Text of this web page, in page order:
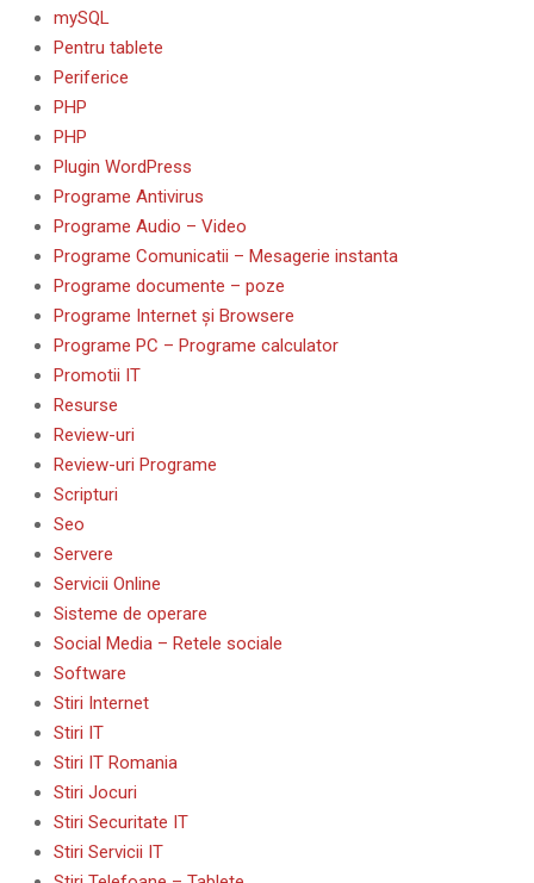
mySQL
Pentru tablete
Periferice
PHP
PHP
Plugin WordPress
Programe Antivirus
Programe Audio – Video
Programe Comunicatii – Mesagerie instanta
Programe documente – poze
Programe Internet și Browsere
Programe PC – Programe calculator
Promotii IT
Resurse
Review-uri
Review-uri Programe
Scripturi
Seo
Servere
Servicii Online
Sisteme de operare
Social Media – Retele sociale
Software
Stiri Internet
Stiri IT
Stiri IT Romania
Stiri Jocuri
Stiri Securitate IT
Stiri Servicii IT